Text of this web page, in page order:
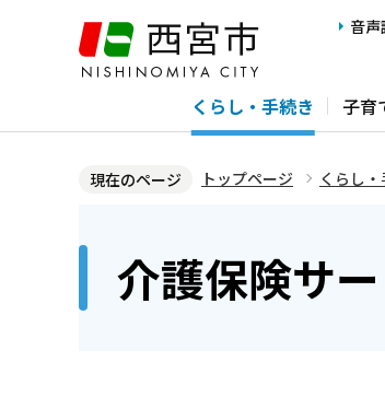
ジ
音
くらし・手続き 子育
現在のページ トップページ くらし・
介護保険サ